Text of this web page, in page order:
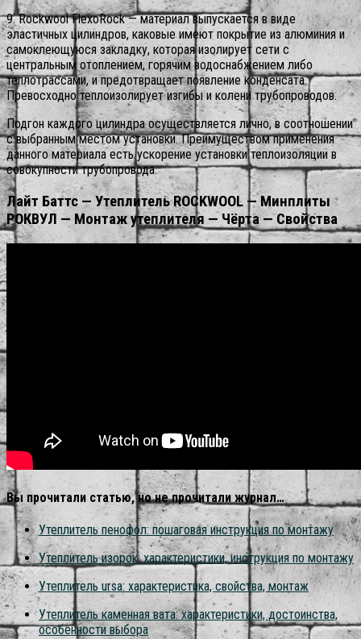
9. Rockwool FlexoRock — материал выпускается в виде
эластичных цилиндров, каковые имеют покрытие из алюминия и
самоклеющуюся закладку, которая изолирует сети с
центральным отоплением, горячим водоснабжением либо
теплотрассами, и предотвращает появление конденсата.
Превосходно теплоизолирует изгибы и колени трубопроводов.
Подгон каждого цилиндра осуществляется лично, в соотношении
с выбранным местом установки. Преимуществом применения
данного материала есть ускорение установки теплоизоляции в
совокупности трубопровода.
Лайт Баттс — Утеплитель ROCKWOOL — Минплиты
РОКВУЛ — Монтаж утеплителя — Чёрта — Свойства
Вы прочитали статью, но не прочитали журнал…
Утеплитель пенофол: пошаговая инструкция по монтажу
Утеплитель изорок: характеристики, инструкция по монтажу
Утеплитель ursa: характеристика, свойства, монтаж
Утеплитель каменная вата: характеристики, достоинства,
особенности выбора